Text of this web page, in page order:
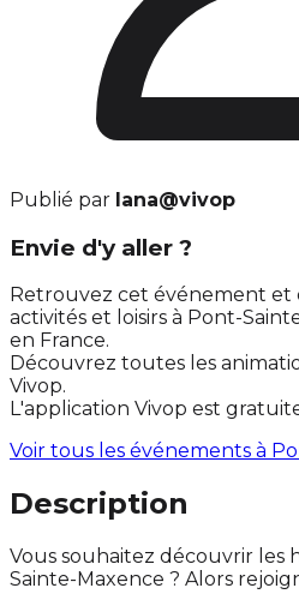
Publié par lana@vivop
Envie d'y aller ?
Retrouvez cet événement et
activités et loisirs à Pont-
en France.
Découvrez toutes les
Vivop.
L'application Vivop est
Voir tous les événements à
Description
Vous souhaitez découvrir les
Sainte-Maxence ? Alors